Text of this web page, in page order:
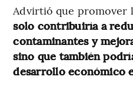
Advirtió que promover
solo contribuiría a
contaminantes y
sino que también
desarrollo económico